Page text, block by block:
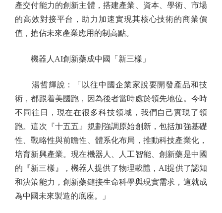
產交付能力的創新主體，搭建產業、資本、學術、市場
的高效對接平台，助力加速實現其核心技術的商業價
值，搶佔未來產業應用的制高點。
機器人AI創新藥成中國「新三樣」
湯哲輝說：「以往中國企業家說要開發產品和技
術，都跟着美國跑，因為後者當時處於領先地位。今時
不同往日，現在在很多科技領域，我們自己實現了領
跑。這次『十五五』規劃強調原始創新，包括加強基礎
性、戰略性與前瞻性、體系化布局，推動科技產業化，
培育新興產業。現在機器人、人工智能、創新藥是中國
的『新三樣』，機器人提供了物理載體，AI提供了認知
和決策能力，創新藥鏈接生命科學與現實需求，這就成
為中國未來製造的底座。」